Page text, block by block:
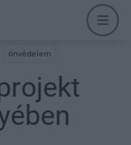
önvédelem